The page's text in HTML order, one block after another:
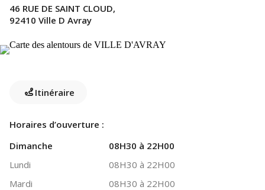
46 RUE DE SAINT CLOUD,
92410 Ville D Avray
Itinéraire
Horaires d’ouverture :
Dimanche
08H30 à 22H00
Lundi
08H30 à 22H00
Mardi
08H30 à 22H00